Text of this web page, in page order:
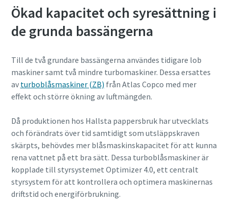
Ökad kapacitet och syresättning i
de grunda bassängerna
Till de två grundare bassängerna användes tidigare lob
maskiner samt två mindre turbomaskiner. Dessa ersattes
av turboblåsmaskiner (ZB) från Atlas Copco med mer
effekt och större ökning av luftmängden.
Då produktionen hos Hallsta pappersbruk har utvecklats
och förändrats över tid samtidigt som utsläppskraven
skärpts, behövdes mer blåsmaskinskapacitet för att kunna
rena vattnet på ett bra sätt. Dessa turboblåsmaskiner är
kopplade till styrsystemet Optimizer 4.0, ett centralt
styrsystem för att kontrollera och optimera maskinernas
driftstid och energiförbrukning.